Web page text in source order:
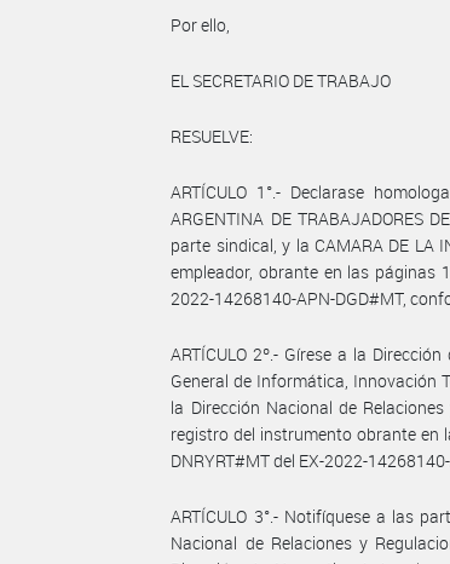
Por ello,
EL SECRETARIO DE TRABAJO
RESUELVE:
ARTÍCULO 1°.- Declarase
ARGENTINA DE TRABAJADORES
parte sindical, y la CAMARA DE LA
empleador, obrante en las páginas
2022-14268140-APN-DGD#MT,
ARTÍCULO 2º.- Gírese a la
General de Informática, Innovación
la Dirección Nacional de
registro del instrumento obrante en
DNRYRT#MT del EX-2022-
ARTÍCULO 3°.- Notifíquese a las
Nacional de Relaciones y